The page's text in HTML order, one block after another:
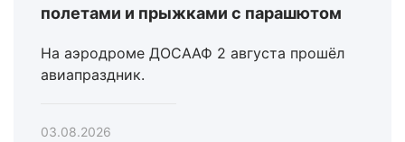
полетами и прыжками с парашютом
На аэродроме ДОСААФ 2 августа прошёл
авиапраздник.
03.08.2026